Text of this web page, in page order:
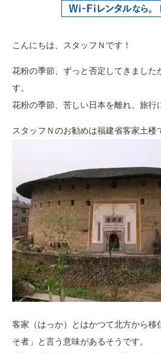
こんにちは、スタッフＮです！
花粉の季節、ずっと否定してきました
す。
花粉の季節、苦しい日本を離れ、旅行
スタッフＮのお勧めは福建省客家土楼
客家（はっか）とはかつて北方から移
そ者」と言う意味があるそうです。